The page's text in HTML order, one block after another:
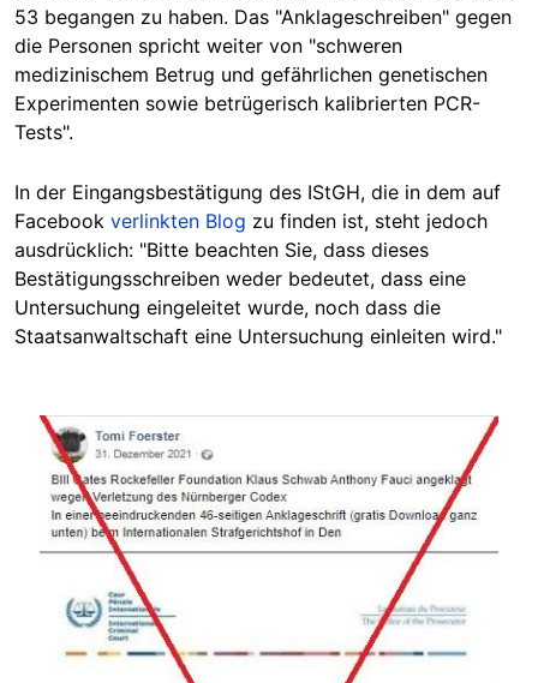
53 begangen zu haben. Das "Anklageschreiben" gegen
die Personen spricht weiter von "schweren
medizinischem Betrug und gefährlichen genetischen
Experimenten sowie betrügerisch kalibrierten PCR-
Tests".
In der Eingangsbestätigung des IStGH, die in dem auf
Facebook verlinkten Blog zu finden ist, steht jedoch
ausdrücklich: "Bitte beachten Sie, dass dieses
Bestätigungsschreiben weder bedeutet, dass eine
Untersuchung eingeleitet wurde, noch dass die
Staatsanwaltschaft eine Untersuchung einleiten wird."
Image